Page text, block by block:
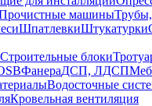
машины
ШпатлевкиШтукатурки
Строительные блоки
ФанераДСП, ЛДСП
Водосточные
Кровельная вентиляция